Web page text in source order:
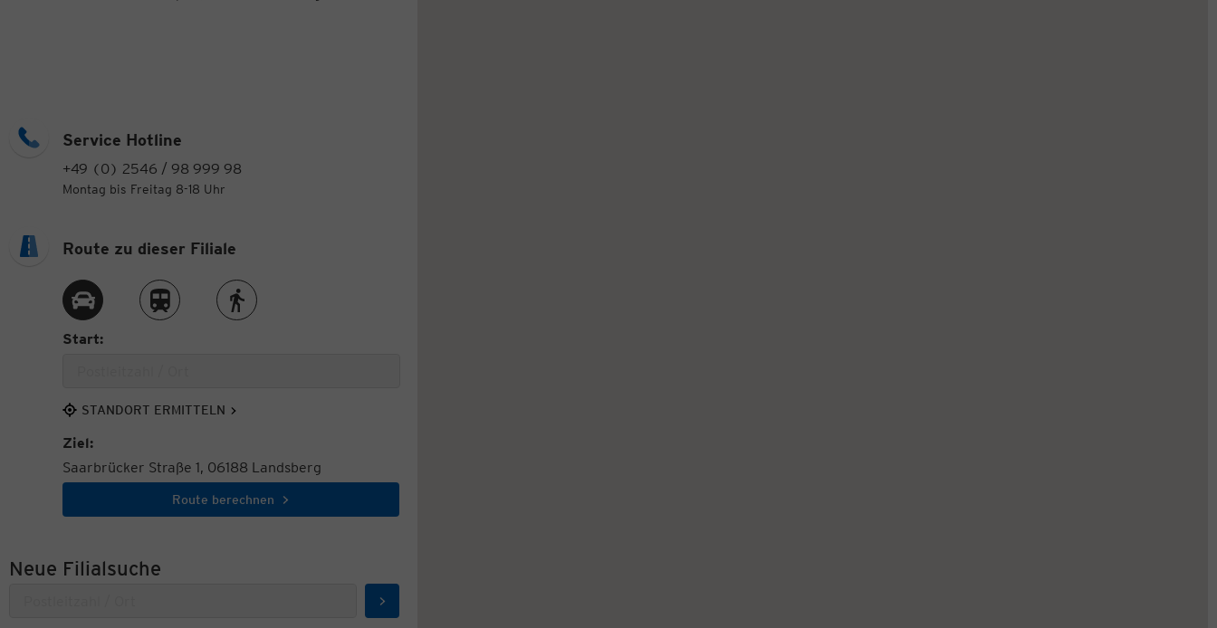
Service Hotline
+49 (0) 2546 / 98 999 98
Montag bis Freitag 8-18 Uhr
Route zu dieser Filiale
Route per AutoRoute per ZugRoute zu Fuß
Start:
STANDORT ERMITTELN
Ziel:
Saarbrücker Straße 1, 06188 Landsberg
Route berechnen
Neue Filialsuche
Suchen